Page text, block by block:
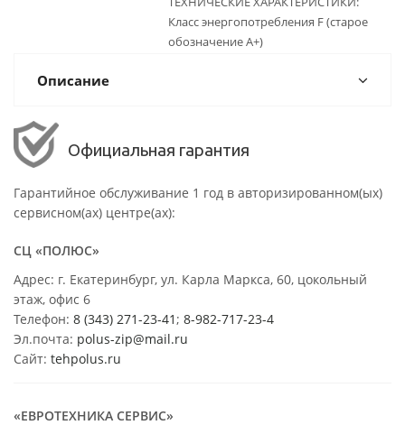
Класс энергопотребления F (старое
обозначение A+)
Описание
Официальная гарантия
Гарантийное обслуживание 1 год в авторизированном(ых)
сервисном(ах) центре(ах):
СЦ «ПОЛЮС»
Адрес: г. Екатеринбург, ул. Карла Маркса, 60, цокольный
этаж, офис 6
Телефон: 8 (343) 271-23-41; 8-982-717-23-4
Эл.почта: polus-zip@mail.ru
Сайт: tehpolus.ru
«ЕВРОТЕХНИКА СЕРВИС»